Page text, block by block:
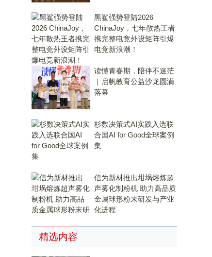
黑鲨强势登陆2026
ChinaJoy，七年散热王者
携完整电竞外设矩阵引爆
电竞新浪潮！
读懂青春期，陪伴不迷茫
｜启帆教育公益沙龙圆满
落幕
杉数决策式AI实践入选联
合国AI for Good全球案例
集
信为新材推出坩埚熔炼超
声雾化制粉机 助力高品质
金属球形粉末研发与产业
化进程
精选内容